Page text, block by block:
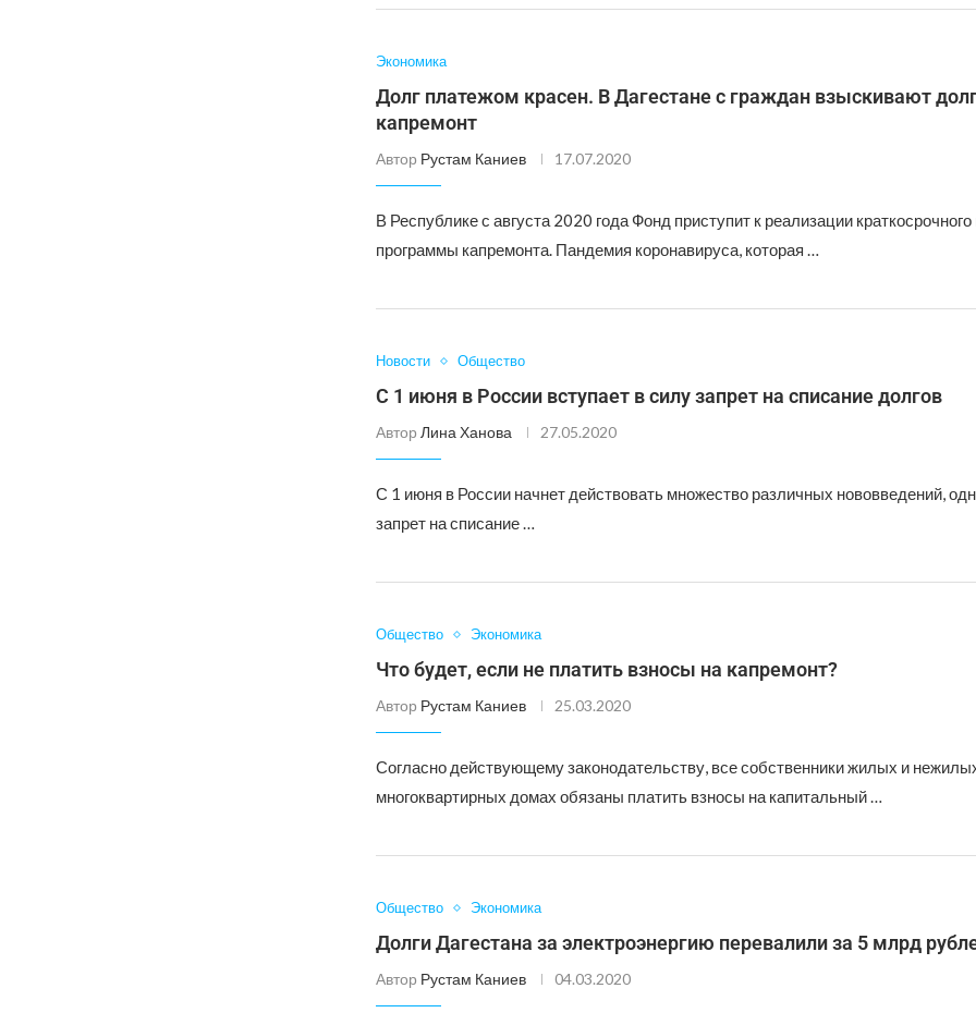
Экономика
Долг платежом красен. В Дагестане с граждан взыскивают
капремонт
Автор Рустам Каниев 17.07.2020
В Республике с августа 2020 года Фонд приступит к реализации
программы капремонта. Пандемия коронавируса, которая …
Новости Общество
С 1 июня в России вступает в силу запрет на списание долгов
Автор Лина Ханова 27.05.2020
С 1 июня в России начнет действовать множество различных нововведений,
запрет на списание …
Общество Экономика
Что будет, если не платить взносы на капремонт?
Автор Рустам Каниев 25.03.2020
Согласно действующему законодательству, все собственники жилых и
многоквартирных домах обязаны платить взносы на капитальный …
Общество Экономика
Долги Дагестана за электроэнергию перевалили за 5 млрд
Автор Рустам Каниев 04.03.2020